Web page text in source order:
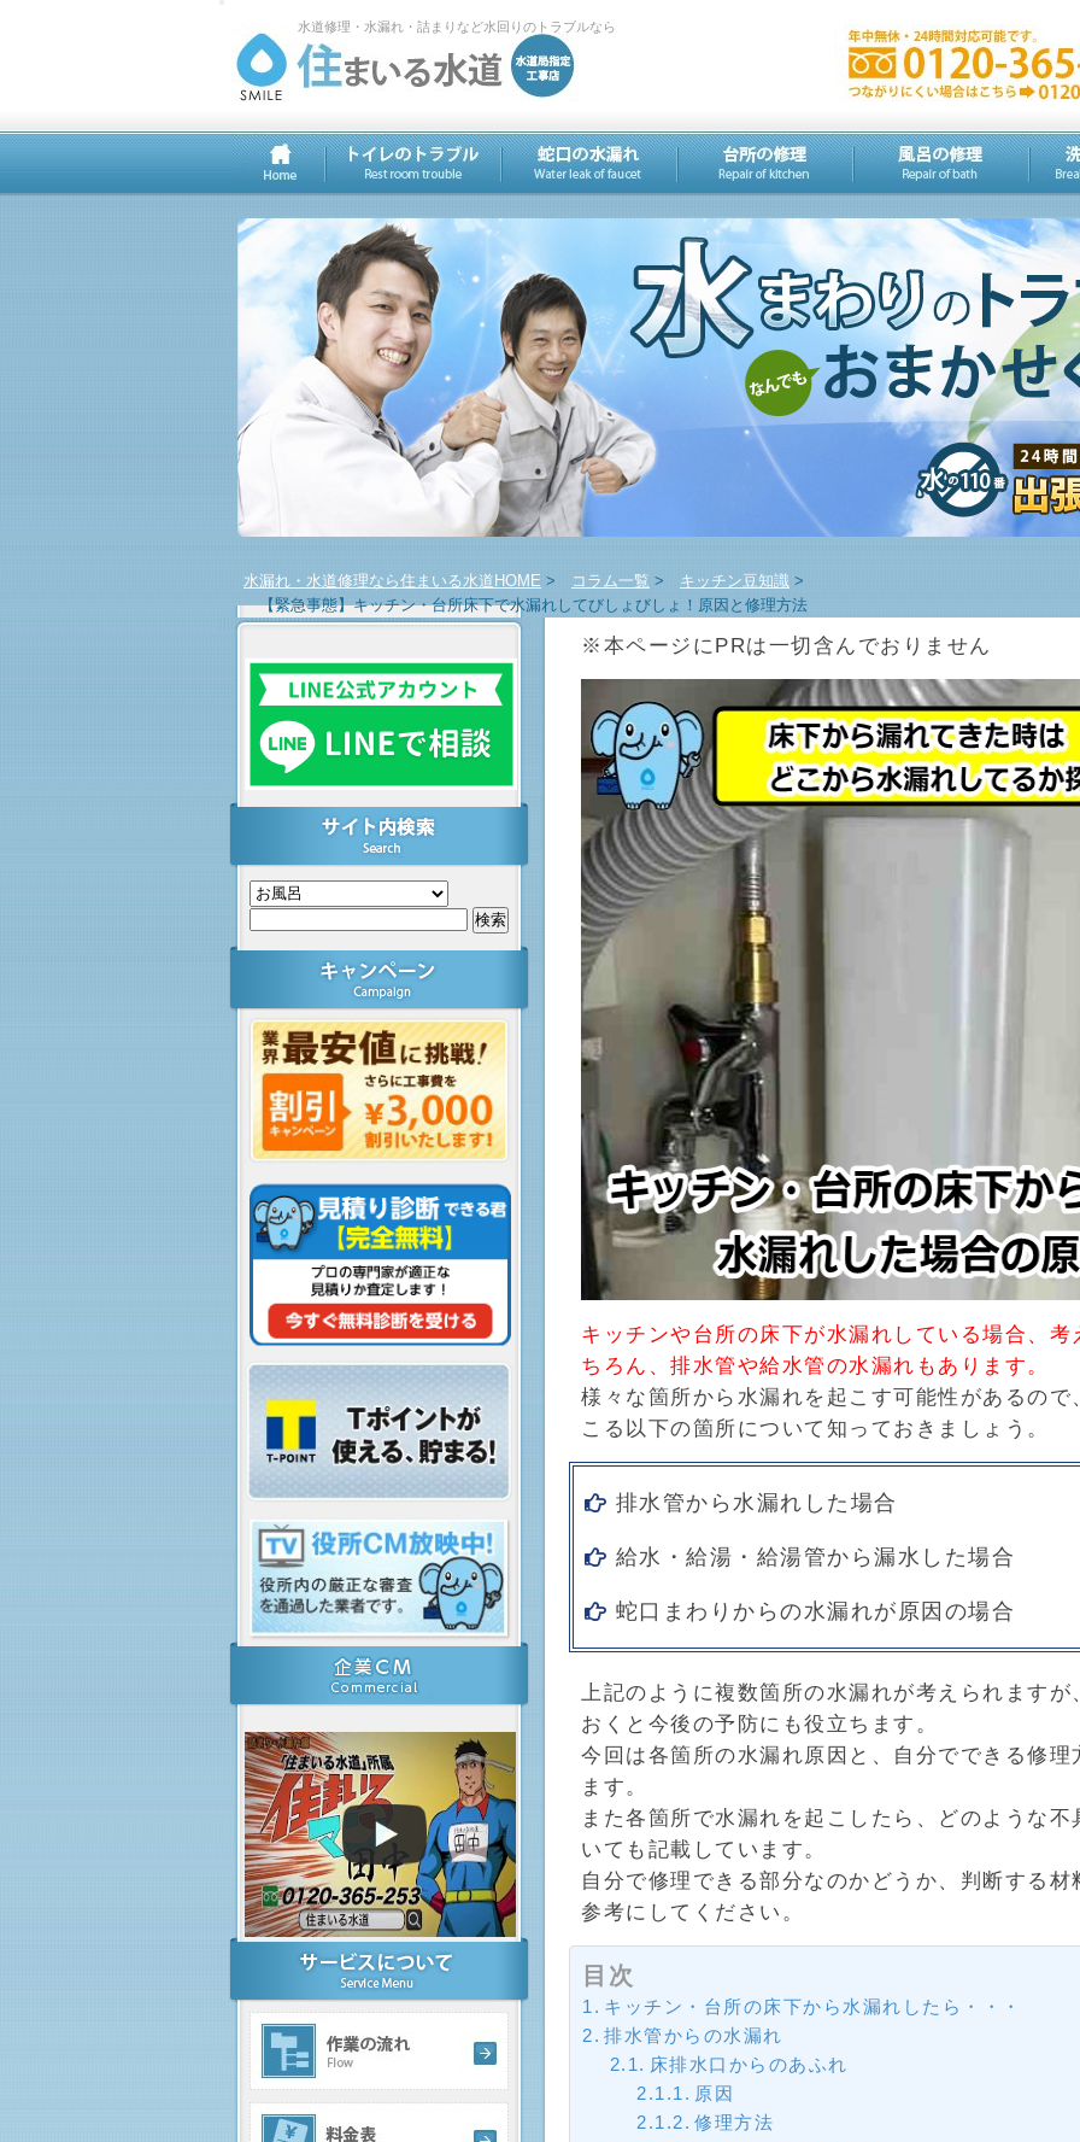
水道修理・水漏れ・詰まりなど水回りのトラブルなら
水漏れ・水道修理なら住まいる水道HOME > コラム一覧 > キッチン豆知識 >
【緊急事態】キッチン・台所床下で水漏れしてびしょびしょ！原因と修理方法
※本ページにPRは一切含んでおりません
キッチンや台所の床下が水漏れしている場合、
ちろん、排水管や給水管の水漏れもあります。
様々な箇所から水漏れを起こす可能性があるの
こる以下の箇所について知っておきましょう。
排水管から水漏れした場合
給水・給湯・給湯管から漏水した場合
蛇口まわりからの水漏れが原因の場合
上記のように複数箇所の水漏れが考えられます
おくと今後の予防にも役立ちます。
今回は各箇所の水漏れ原因と、自分でできる修
ます。
また各箇所で水漏れを起こしたら、どのような
いても記載しています。
自分で修理できる部分なのかどうか、判断する
参考にしてください。
目次
キッチン・台所の床下から水漏れしたら・・・
排水管からの水漏れ
床排水口からのあふれ
原因
修理方法